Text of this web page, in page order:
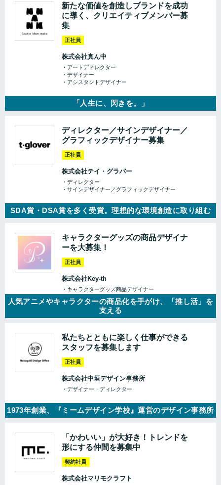
新たな価値を創造しブランドを成功
に導く、クリエイティブメンバー募
集
正社員
株式会社真ん中
・アートディレクター
・デザイナー
・アシスタントデザイナー
「人生に、閃きを。」
ディレクター／サインデザイナー／
グラフィックデザイナー募集
正社員
株式会社テイ・グラバー
・ディレクター
・サインデザイナー／グラフィックデザイナー
SDA賞・DSA賞を多く受賞。理想的な環境創造に取り組む
キャラクターグッズの商品デザイナ
ーを大募集！
正社員
株式会社Key-th
・キャラクターグッズ商品デザイナー
人気アニメやキャラクターの商品化を手がけ、「推し活」を
支える
私たちとともに楽しく仕事ができる
スタッフを募集します
正社員
株式会社中垣デザイン事務所
・デザイナー・ディレクター
1973年創業、『ミームデザイン学校』運営のデザイン事務所
「かわいい」が大好き！トレンドを
形にする仲間を募集中
契約社員
株式会社マリモクラフト